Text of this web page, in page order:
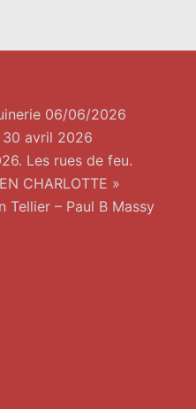
06/06/2026
30 avril 2026
Les rues de feu.
CHARLOTTE »
– Paul B Massy